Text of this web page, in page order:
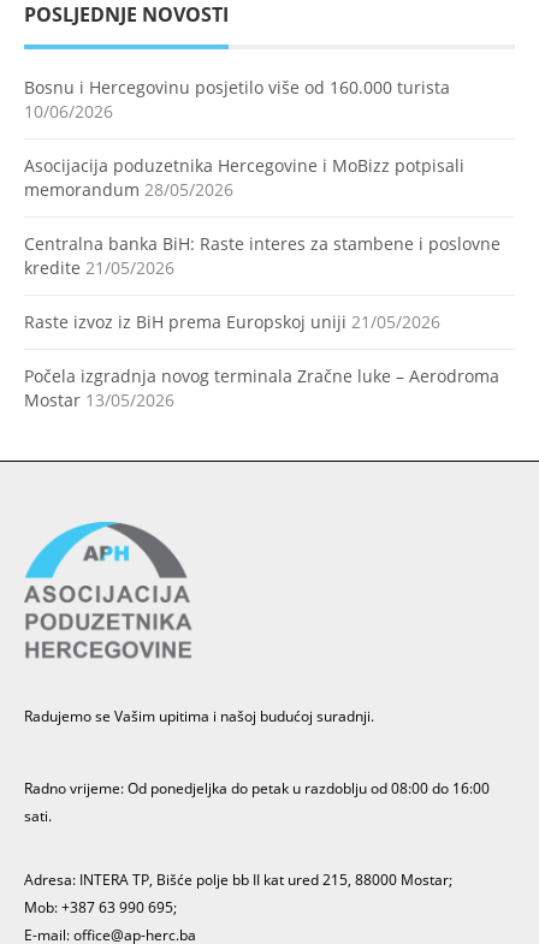
POSLJEDNJE NOVOSTI
Bosnu i Hercegovinu posjetilo više od 160.000 turista
10/06/2026
Asocijacija poduzetnika Hercegovine i MoBizz potpisali
memorandum 28/05/2026
Centralna banka BiH: Raste interes za stambene i poslovne
kredite 21/05/2026
Raste izvoz iz BiH prema Europskoj uniji 21/05/2026
Počela izgradnja novog terminala Zračne luke – Aerodroma
Mostar 13/05/2026
Radujemo se Vašim upitima i našoj budućoj suradnji.
Radno vrijeme: Od ponedjeljka do petak u razdoblju od 08:00 do 16:00
sati.
Adresa: INTERA TP, Bišće polje bb II kat ured 215, 88000 Mostar;
Mob: +387 63 990 695;
E-mail:office@ap-herc.ba